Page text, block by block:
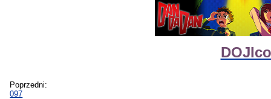
Poprzedni:
097